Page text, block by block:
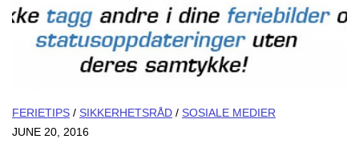
FERIETIPS / SIKKERHETSRÅD / SOSIALE MEDIER
JUNE 20, 2016